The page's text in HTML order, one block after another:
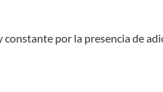
por la presencia de